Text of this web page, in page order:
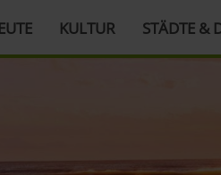
KULTUR STÄDTE &